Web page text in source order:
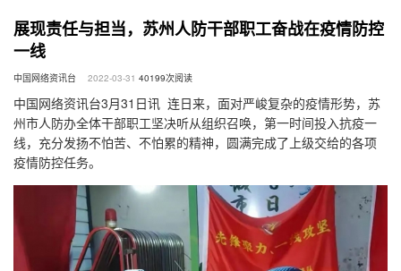
展现责任与担当，苏州人防干部职工奋战在疫情防控
一线
中国网络资讯台 2022-03-31 40199次阅读
中国网络资讯台3月31日讯 连日来，面对严峻复杂的疫情形势，苏
州市人防办全体干部职工坚决听从组织召唤，第一时间投入抗疫一
线，充分发扬不怕苦、不怕累的精神，圆满完成了上级交给的各项
疫情防控任务。